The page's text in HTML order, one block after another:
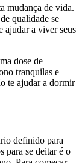
mudança de vida.
qualidade se
ajudar a viver seus
dose de
tranquilas e
te ajudar a dormir
definido para
para se deitar é o